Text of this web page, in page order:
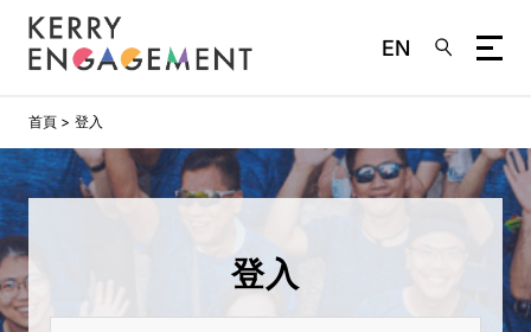
主
內
容
EN
首頁 登入
登入